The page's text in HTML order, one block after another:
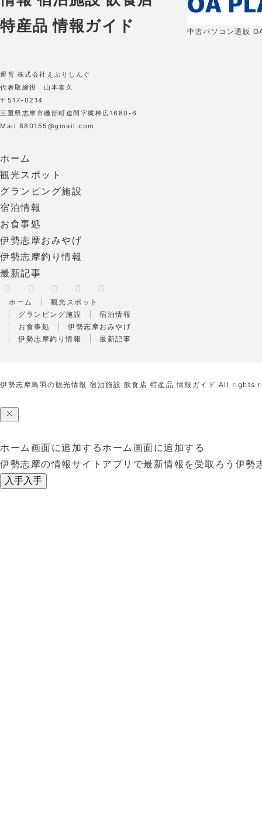
中古パソコン通販
運営 株式会社えぶりしんぐ
代表取締役 山本泰久
〒517-0214
三重県志摩市磯部町迫間字梶棒広1680-6
Mail 880155@gmail.com
ホーム
観光スポット
グランピング施設
宿泊情報
お食事処
伊勢志摩おみやげ
伊勢志摩釣り情報
最新記事
FacebookInstagramPinterest
RSS
ホーム
観光スポット
グランピング施設
宿泊情報
お食事処
伊勢志摩おみやげ
伊勢志摩釣り情報
最新記事
伊勢志摩鳥羽の観光情報 宿泊施設 飲食店 特産品 情報ガイド All rights
ホーム画面に追加する ホーム画面に追加する
伊勢志摩の情報サイトアプリで最新情報を受取ろう 伊勢
入手入手